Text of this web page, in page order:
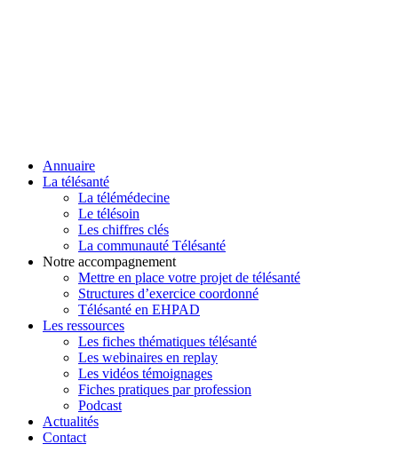
Annuaire
La télésanté
La télémédecine
Le télésoin
Les chiffres clés
La communauté Télésanté
Notre accompagnement
Mettre en place votre projet de télésanté
Structures d’exercice coordonné
Télésanté en EHPAD
Les ressources
Les fiches thématiques télésanté
Les webinaires en replay
Les vidéos témoignages
Fiches pratiques par profession
Podcast
Actualités
Contact